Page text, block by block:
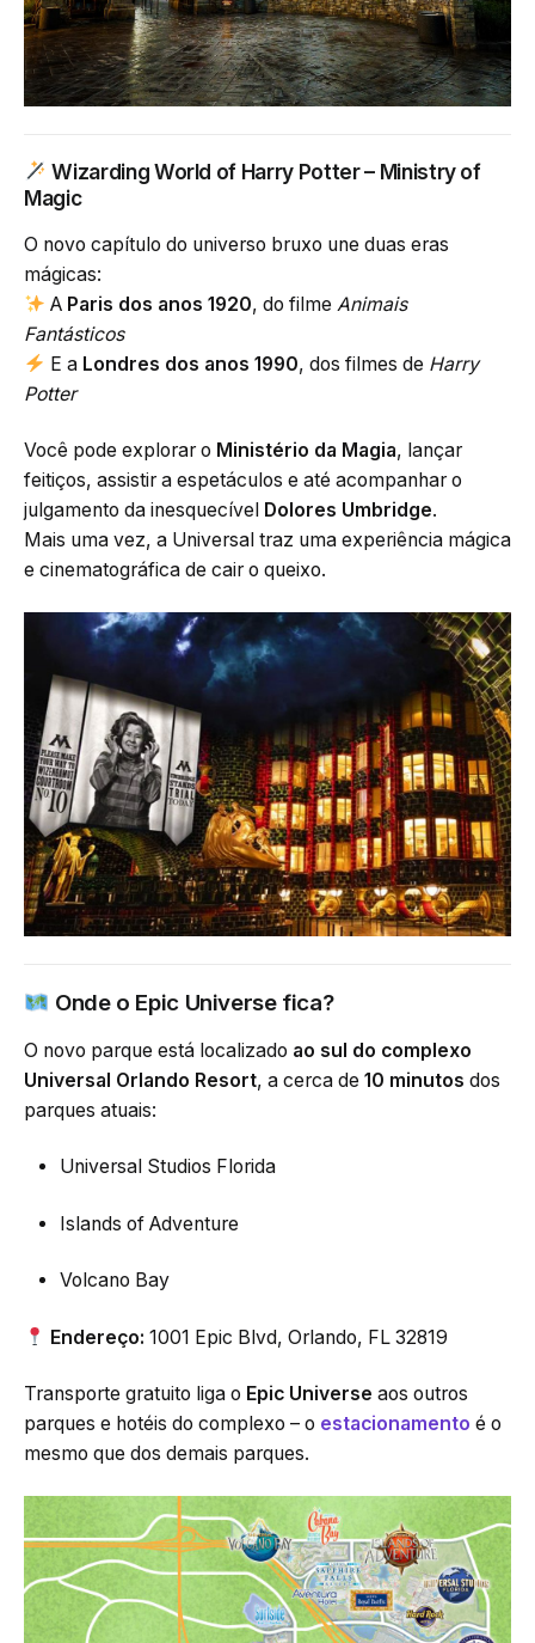
Wizarding World of Harry Potter – Ministry of
Magic
O novo capítulo do universo bruxo une duas eras
mágicas:
A Paris dos anos 1920, do filme Animais
Fantásticos
E a Londres dos anos 1990, dos filmes de Harry
Potter
Você pode explorar o Ministério da Magia, lançar
feitiços, assistir a espetáculos e até acompanhar o
julgamento da inesquecível
Dolores Umbridge.
Mais uma vez, a Universal traz uma experiência mágica
e cinematográfica de cair o queixo.
Onde o Epic Universe fica?
O novo parque está localizado ao sul do complexo
Universal Orlando Resort, a cerca de 10 minutos dos
parques atuais:
Universal Studios Florida
Islands of Adventure
Volcano Bay
Endereço: 1001 Epic Blvd, Orlando, FL 32819
Transporte gratuito liga o Epic Universe aos outros
parques e hotéis do complexo – o estacionamento é o
mesmo que dos demais parques.